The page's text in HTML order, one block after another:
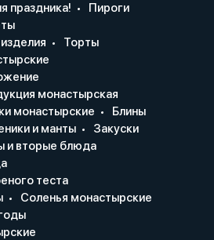
праздника!
Пироги
Торты
монастырская
монастырские
Блины
и манты
Закуски
и вторые блюда
теста
Соленья монастырские